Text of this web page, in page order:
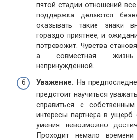
пятой стадии отношений
поддержка делаются
оказывать такие знаки
гораздо приятнее, и
потревожит. Чувства
а совместная
непринуждённой.
Уважение. На
предстоит научиться
справиться с
интересы партнёра в ущерб
умения невозможно
Проходит немало